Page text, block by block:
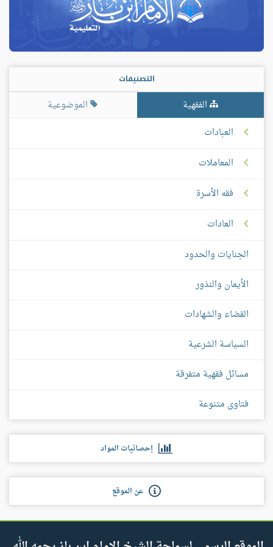
التصنيفات
الفقهية
الموضوعية
العبادات
المعاملات
فقه الأسرة
العادات
الجنايات والحدود
الأيمان والنذور
القضاء والشهادات
السياسة الشرعية
مسائل فقهية متفرقة
فتاوى متنوعة
إحصائيات المواد
عن الموقع